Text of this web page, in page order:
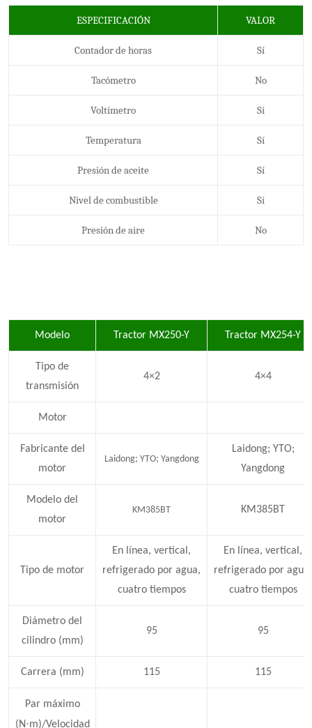
ESPECIFICACIÓN VALOR
Contador de horas Sí
Tacómetro No
Voltímetro Sí
Temperatura Sí
Presión de aceite Sí
Nivel de combustible Sí
Presión de aire No
Modelo Tractor MX250-Y Tractor MX254-Y
Tipo de
transmisión
4×2 4×4
Motor
Fabricante del
motor
Laidong; YTO; Yangdong
Laidong; YTO;
Yangdong
Modelo del
motor
KM385BT KM385BT
Tipo de motor
En línea, vertical,
refrigerado por agua,
cuatro tiempos
En línea, vertical,
refrigerado por agua,
cuatro tiempos
Diámetro del
cilindro (mm)
95 95
Carrera (mm) 115 115
Par máximo
(N·m)/Velocidad